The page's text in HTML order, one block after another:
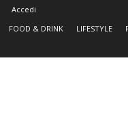
Accedi
FOOD & DRINK LIFESTYLE